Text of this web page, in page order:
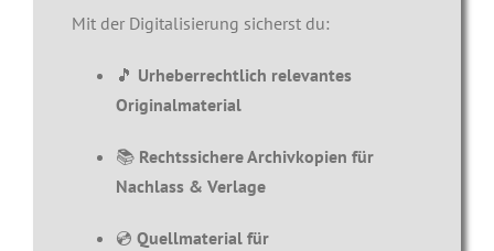
Mit der Digitalisierung sicherst du:
🎵 Urheberrechtlich relevantes
Originalmaterial
📚 Rechtssichere Archivkopien für
Nachlass & Verlage
💿 Quellmaterial für